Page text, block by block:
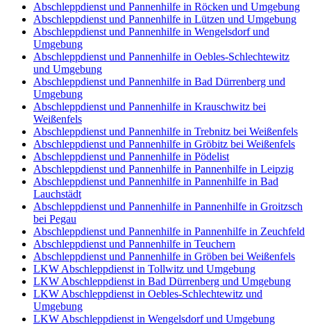
Abschleppdienst und Pannenhilfe in Röcken und Umgebung
Abschleppdienst und Pannenhilfe in Lützen und Umgebung
Abschleppdienst und Pannenhilfe in Wengelsdorf und
Umgebung
Abschleppdienst und Pannenhilfe in Oebles-Schlechtewitz
und Umgebung
Abschleppdienst und Pannenhilfe in Bad Dürrenberg und
Umgebung
Abschleppdienst und Pannenhilfe in Krauschwitz bei
Weißenfels
Abschleppdienst und Pannenhilfe in Trebnitz bei Weißenfels
Abschleppdienst und Pannenhilfe in Gröbitz bei Weißenfels
Abschleppdienst und Pannenhilfe in Pödelist
Abschleppdienst und Pannenhilfe in Pannenhilfe in Leipzig
Abschleppdienst und Pannenhilfe in Pannenhilfe in Bad
Lauchstädt
Abschleppdienst und Pannenhilfe in Pannenhilfe in Groitzsch
bei Pegau
Abschleppdienst und Pannenhilfe in Pannenhilfe in Zeuchfeld
Abschleppdienst und Pannenhilfe in Teuchern
Abschleppdienst und Pannenhilfe in Gröben bei Weißenfels
LKW Abschleppdienst in Tollwitz und Umgebung
LKW Abschleppdienst in Bad Dürrenberg und Umgebung
LKW Abschleppdienst in Oebles-Schlechtewitz und
Umgebung
LKW Abschleppdienst in Wengelsdorf und Umgebung